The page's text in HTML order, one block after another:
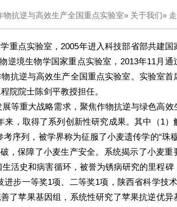
物抗逆与高效生产全国重点实验室» 关于我们»
重点实验室，2005年进入科技部省部共建国
逆境生物学国家重点实验室，2013年11月通
抗逆与高效生产全国重点实验室。实验室首
院院士陈剑平教授担任。
等重大战略需求，聚焦作物抗逆与绿色高效
，取得了系列创新性研究成果。其中（1）
序列，被学界称为征服了小麦遗传学的“珠
，保障了小麦生产安全。系统揭示了小麦重
活史和病害循环，被誉为锈病研究的里程碑
步一等奖1项、二等奖1项，陕西省科学技
了苹果基因组，系统性研究了苹果抗逆优异